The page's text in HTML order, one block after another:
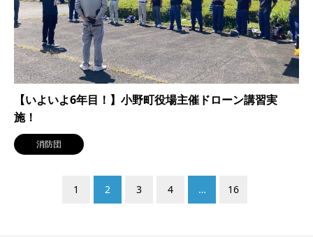
【いよいよ6年目！】小野町役場主催ドローン講習実
施！
消防団
1 2 3 4 … 16